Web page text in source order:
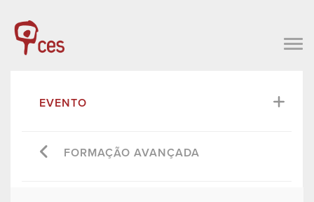
EVENTO
FORMAÇÃO AVANÇADA